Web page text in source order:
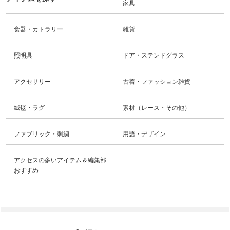
家具
食器・カトラリー 雑貨
照明具 ドア・ステンドグラス
アクセサリー 古着・ファッション雑貨
絨毯・ラグ 素材（レース・その他）
ファブリック・刺繍 用語・デザイン
アクセスの多いアイテム＆編集部
おすすめ